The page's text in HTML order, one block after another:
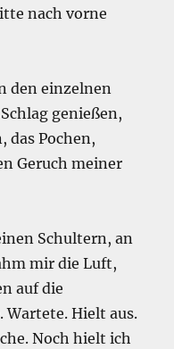
nach vorne
den einzelnen
genießen,
das Pochen,
Geruch meiner
Schultern, an
mir die Luft,
auf die
Hielt aus.
Noch hielt ich